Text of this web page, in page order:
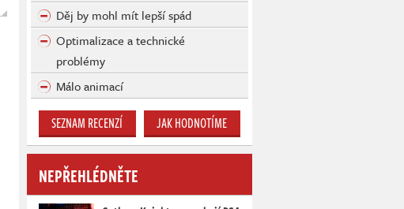
Děj by mohl mít lepší spád
Optimalizace a technické
problémy
Málo animací
SEZNAM RECENZÍ JAK HODNOTÍME
NEPŘEHLÉDNĚTE